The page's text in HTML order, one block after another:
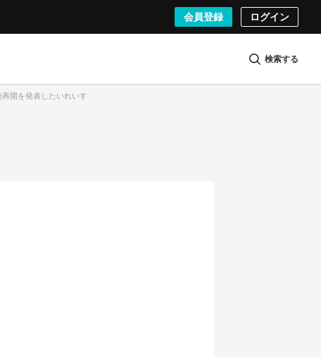
会員登録 ログイン
検索する
再開を発表したいれいす